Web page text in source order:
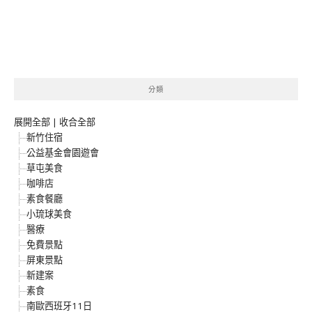
分類
展開全部 | 收合全部
新竹住宿
公益基金會園遊會
草屯美食
咖啡店
素食餐廳
小琉球美食
醫療
免費景點
屏東景點
新建案
素食
南歐西班牙11日